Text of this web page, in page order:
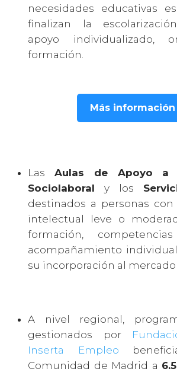
necesidades educativas
finalizan la
apoyo individualizado,
formación.
Más información
Las Aulas de Apoyo a
Sociolaboral y los
destinados a personas con
intelectual leve o
formación,
acompañamiento
su incorporación al
A nivel regional,
gestionados por
Inserta Empleo
Comunidad de Madrid a